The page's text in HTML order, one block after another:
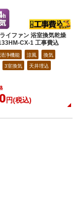
イファン 浴室換気乾燥
CX-1 工事費込
浄機能 涼風
換気
3室換気
天井埋込
円(税込)